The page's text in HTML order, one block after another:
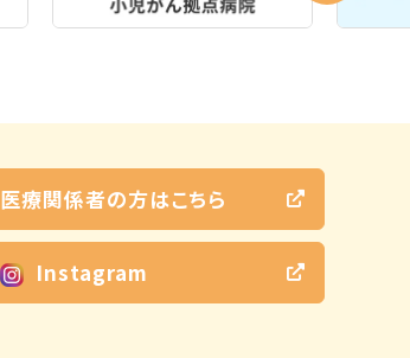
医療関係者の方はこちら
Instagram